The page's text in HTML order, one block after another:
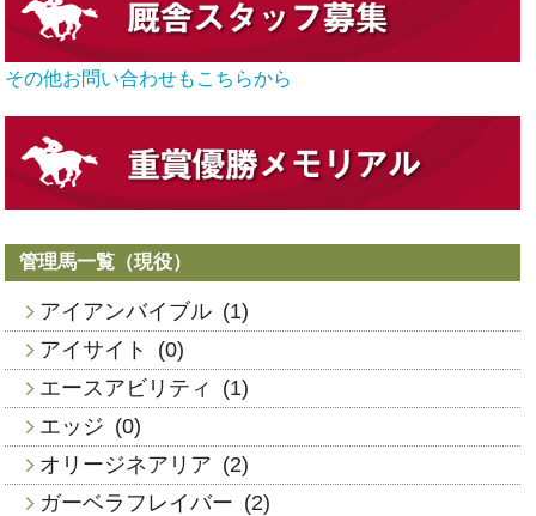
その他お問い合わせもこちらから
管理馬一覧（現役）
アイアンバイブル (1)
アイサイト
(0)
エースアビリティ
(1)
エッジ (0)
オリージネアリア (2)
ガーベラフレイバー (2)